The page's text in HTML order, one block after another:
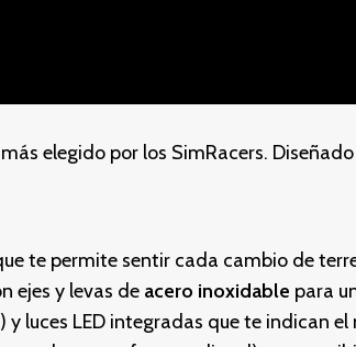
elegido por los SimRacers.
te permite sentir cada cambio de
ejes y levas de acero inoxidable para
y luces LED integradas que te indican